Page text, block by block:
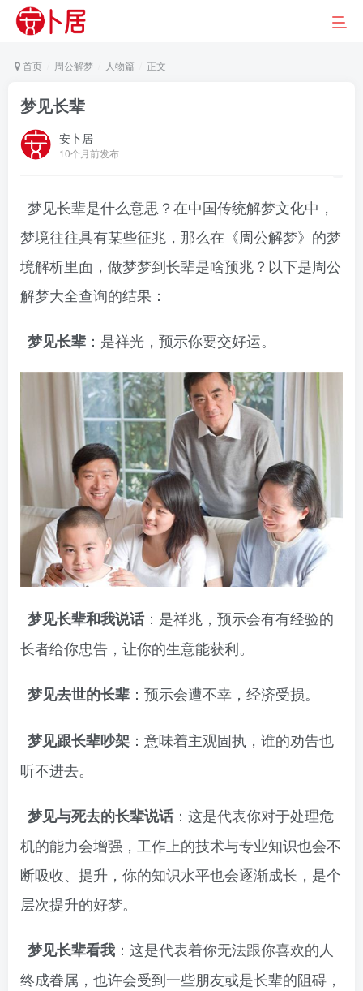
首页 周公解梦 人物篇 正文
梦见长辈
安卜居
10个月前发布
梦见长辈是什么意思？在中国传统解梦文化中，
梦境往往具有某些征兆，那么在《周公解梦》的梦
境解析里面，做梦梦到长辈是啥预兆？以下是周公
解梦大全查询的结果：
梦见长辈 ：是祥光，预示你要交好运。
梦见长辈和我说话：是祥兆，预示会有有经验的
长者给你忠告，让你的生意能获利。
梦见去世的长辈 ：预示会遭不幸，经济受损。
梦见跟长辈吵架 ：意味着主观固执，谁的劝告也
听不进去。
梦见与死去的长辈说话：这是代表你对于处理危
机的能力会增强，工作上的技术与专业知识也会不
断吸收、提升，你的知识水平也会逐渐成长，是个
层次提升的好梦。
梦见长辈看我 ：这是代表着你无法跟你喜欢的人
终成眷属，也许会受到一些朋友或是长辈的阻碍，